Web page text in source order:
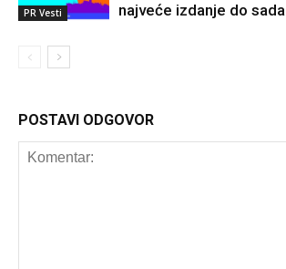
PR Vesti
najveće izdanje do sada
POSTAVI ODGOVOR